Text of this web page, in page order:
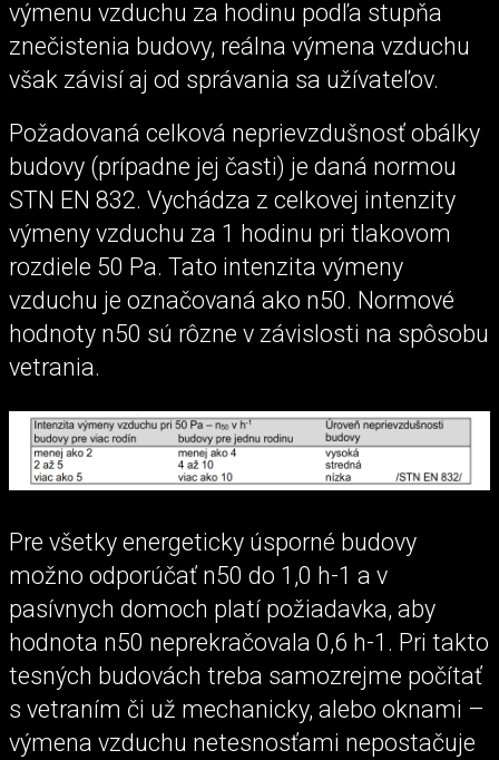
výmenu vzduchu za hodinu podľa stupňa
znečistenia budovy, reálna výmena vzduchu
však závisí aj od správania sa užívateľov.
Požadovaná celková neprievzdušnosť obálky
budovy (prípadne jej časti) je daná normou
STN EN 832. Vychádza z celkovej intenzity
výmeny vzduchu za 1 hodinu pri tlakovom
rozdiele 50 Pa. Tato intenzita výmeny
vzduchu je označovaná ako n50. Normové
hodnoty n50 sú rôzne v závislosti na spôsobu
vetrania.
Pre všetky energeticky úsporné budovy
možno odporúčať n50 do 1,0 h-1 a v
pasívnych domoch platí požiadavka, aby
hodnota n50 neprekračovala 0,6 h-1. Pri takto
tesných budovách treba samozrejme počítať
s vetraním či už mechanicky, alebo oknami –
výmena vzduchu netesnosťami nepostačuje